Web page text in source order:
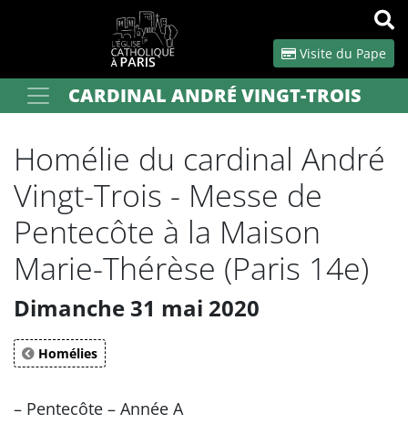
Visite du Pape
Votre recherche OK
CARDINAL ANDRÉ VINGT-TROIS
Homélie du cardinal André
Vingt-Trois - Messe de
Pentecôte à la Maison
Marie-Thérèse (Paris 14e)
Dimanche 31 mai 2020
Homélies
– Pentecôte – Année A
Panneau de gestion des cookies